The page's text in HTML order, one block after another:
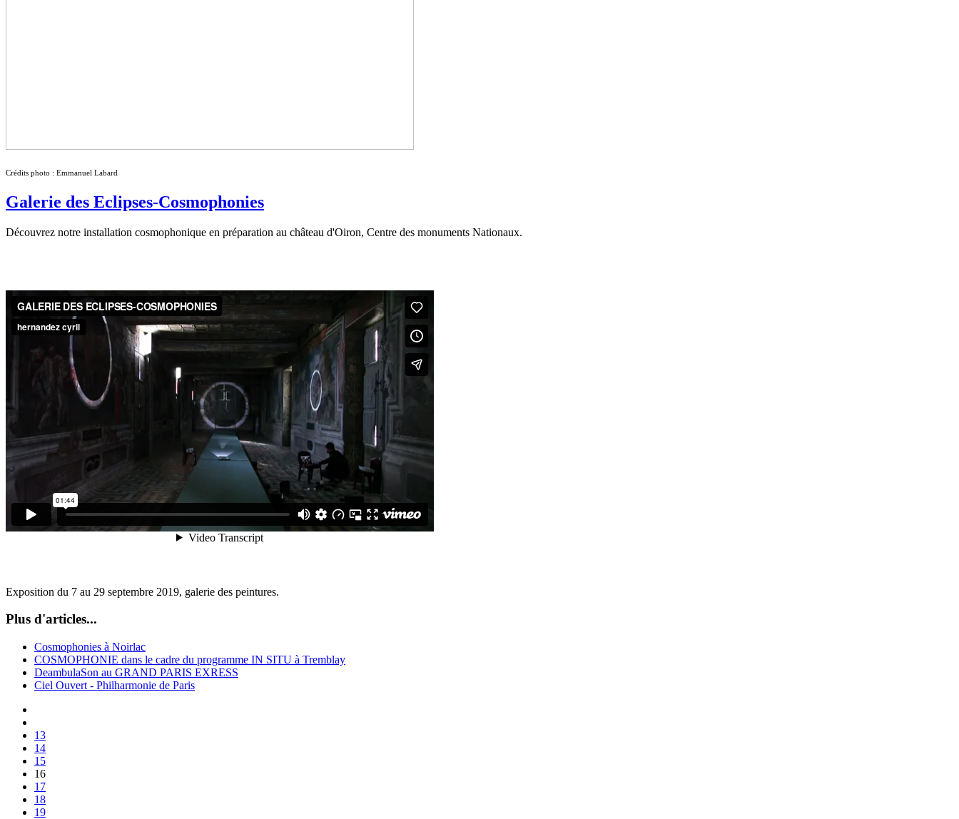
Crédits photo : Emmanuel Labard
Galerie des Eclipses-Cosmophonies
Découvrez notre installation cosmophonique en préparation au château d'Oiron, Centre des monuments Nationaux.
Exposition du 7 au 29 septembre 2019, galerie des peintures.
Plus d'articles...
Cosmophonies à Noirlac
COSMOPHONIE dans le cadre du programme IN SITU à Tremblay
DeambulaSon au GRAND PARIS EXRESS
Ciel Ouvert - Philharmonie de Paris
13
14
15
16
17
18
19